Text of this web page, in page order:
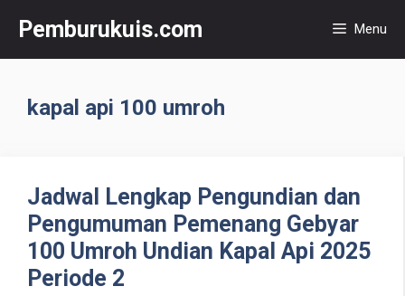
Pemburukuis.com Menu
kapal api 100 umroh
Jadwal Lengkap Pengundian dan
Pengumuman Pemenang Gebyar
100 Umroh Undian Kapal Api 2025
Periode 2